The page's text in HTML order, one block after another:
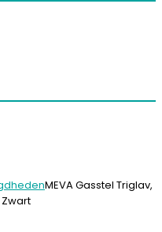
MEVA Gasstel Triglav,
Zwart